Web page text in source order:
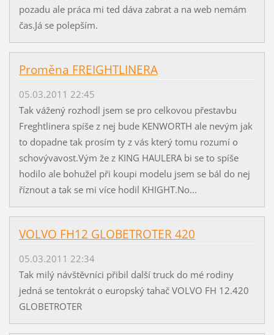
pozadu ale práca mi ted dáva zabrat a na web nemám
čas.Já se polepším.
Proměna FREIGHTLINERA
05.03.2011 22:45
Tak vážený rozhodl jsem se pro celkovou přestavbu
Freghtlinera spíše z nej bude KENWORTH ale nevým jak
to dopadne tak prosím ty z vás který tomu rozumí o
schovývavost.Vým že z KING HAULERA bi se to spíše
hodilo ale bohužel při koupi modelu jsem se bál do nej
říznout a tak se mi více hodil KHIGHT.No...
VOLVO FH12 GLOBETROTER 420
05.03.2011 22:34
Tak milý návštěvníci přibil další truck do mé rodiny
jedná se tentokrát o europský tahač VOLVO FH 12.420
GLOBETROTER